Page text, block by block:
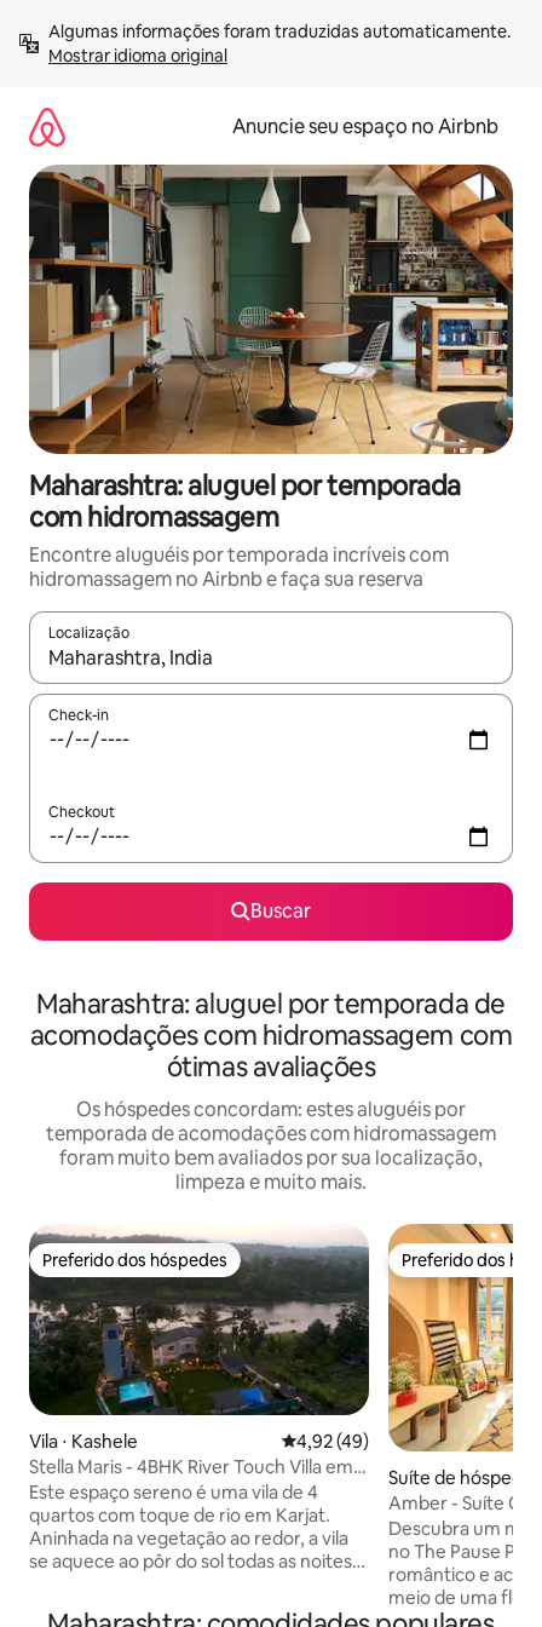
para
Mostrar idioma original
Anuncie seu espaço no Airbnb
Maharashtra: aluguel por temporada
com hidromassagem
Encontre aluguéis por temporada incríveis com
hidromassagem no Airbnb e faça sua reserva
Localização
Quando os resultados estiverem disponíveis, explore-os
Check-in
Checkout
Buscar
Maharashtra: aluguel por temporada de
acomodações com hidromassagem com
ótimas avaliações
Os hóspedes concordam: estes aluguéis por
temporada de acomodações com hidromassagem
foram muito bem avaliados por sua localização,
limpeza e muito mais.
Preferido dos hóspedes
Preferido dos hóspedes
Vila ⋅ Kashele 4,92 de uma avaliação média
4,92 (49)
Stella Maris - 4BHK River Touch Villa em
Karjat
Este espaço sereno é uma vila de 4
quartos com toque de rio em Karjat.
Aninhada na vegetação ao redor, a vila
se aquece ao pôr do sol todas as noites
um Machan para saborear seu café da
Preferido dos
Preferido dos
Suíte de hóspedes
Amber - Suíte
| Pause Project
Descubra um
no The Pause
romântico e
meio de uma
Siolim, no norte de Goa.